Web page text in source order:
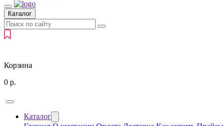
Каталог
Корзина
0 р.
Каталог